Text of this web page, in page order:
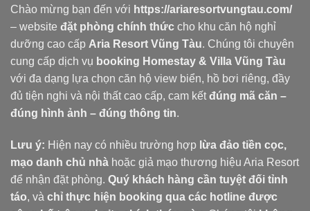
Chào mừng bạn đến với https://ariaresortvungtau.com/
– website đặt phòng chính thức cho khu căn hộ nghỉ
dưỡng cao cấp Aria Resort Vũng Tàu. Chúng tôi chuyên
cung cấp dịch vụ booking Homestay & Villa Vũng Tàu
với đa dạng lựa chọn căn hộ view biển, hồ bơi riêng, đầy
đủ tiện nghi và nội thất cao cấp, cam kết đúng mã căn –
đúng hình ảnh – đúng thông tin.
Lưu ý: Hiện nay có nhiều trường hợp lừa đảo tiền cọc,
mạo danh chủ nhà hoặc giả mạo thương hiệu Aria Resort
để nhận đặt phòng. Quý khách hàng cần tuyệt đối tỉnh
táo, và chỉ thực hiện booking qua các hotline được